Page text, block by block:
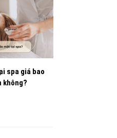
spa giá bao
không?